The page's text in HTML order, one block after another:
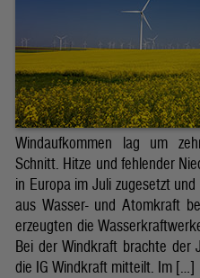
Windaufkommen lag um
Schnitt. Hitze und fehlender
in Europa im Juli zugesetzt
aus Wasser- und Atomkraft
erzeugten die
Bei der Windkraft brachte der
die IG Windkraft mitteilt. Im […]